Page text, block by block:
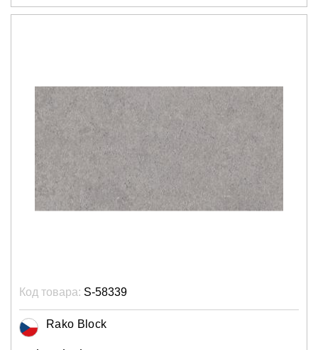
Код товара: S-58339
Rako Block